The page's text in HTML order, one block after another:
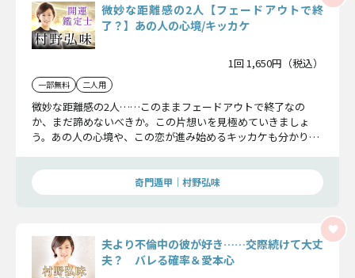
微妙な距離感の2人【フェードアウトで終
了？】あの人の心境/キッカケ
1回 1,650円（税込）
一部無料 二人用
微妙な距離感の2人……このままフェードアウトで終了なの
か、まだ諦めないべきか。この片想いを見極めていきましょ
う。あの人の心境や、この恋が進み始めるキッカケも分かりま
奇門遁甲｜村野弘味
夫より不倫中の彼が好き……交際続けて大丈
夫？ バレる確率＆愛本心